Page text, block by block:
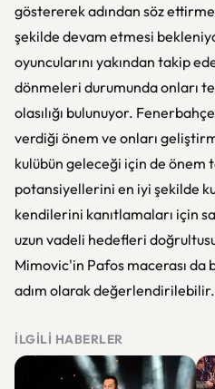
göstererek adından söz
şekilde devam etmesi
oyuncularını yakından takip
dönmeleri durumunda onları
olasılığı bulunuyor.
verdiği önem ve onları
kulübün geleceği için de önem
potansiyellerini en iyi şekilde
kendilerini kanıtlamaları için
uzun vadeli hedefleri
Mimovic'in Pafos macerası
adım olarak değerlendirilebilir.
İLGILI HABERLER